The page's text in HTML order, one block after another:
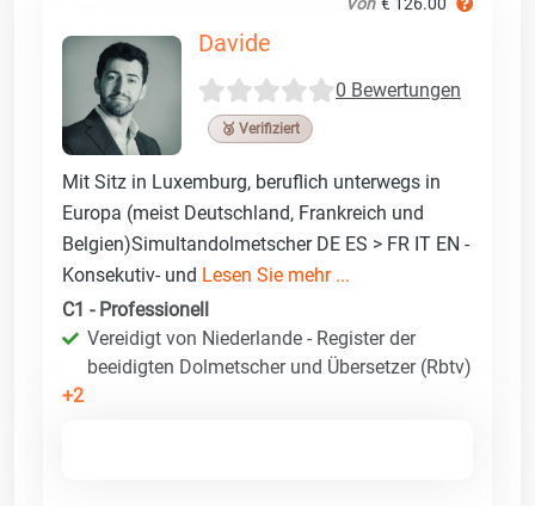
Davide
0 Bewertungen
🥉 Verifiziert
Mit Sitz in Luxemburg, beruflich unterwegs in
Europa (meist Deutschland, Frankreich und
Belgien)Simultandolmetscher DE ES > FR IT EN -
Konsekutiv- und Lesen Sie mehr ...
C1 - Professionell
Vereidigt von Niederlande - Register der
beeidigten Dolmetscher und Übersetzer (Rbtv)
+2